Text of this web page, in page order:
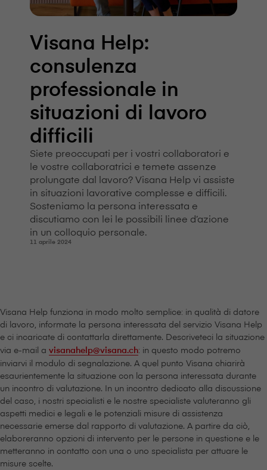
V⁠i⁠s⁠a⁠n⁠a Help:
consulenza
professionale in
situazioni di lavoro
difficili
Siete preoccupati per i vostri collaboratori e
le vostre collaboratrici e temete assenze
prolungate dal lavoro? V⁠i⁠s⁠a⁠n⁠a Help vi assiste
in situazioni lavorative complesse e difficili.
Sosteniamo la persona interessata e
discutiamo con lei le possibili linee d’azione
in un colloquio personale.
11 aprile 2024
V⁠i⁠s⁠a⁠n⁠a Help funziona in modo molto semplice: in qualità di datore
di lavoro, informate la persona interessata del servizio V⁠i⁠s⁠a⁠n⁠a Help
e ci incaricate di contattarla direttamente. Descriveteci la situazione
via e-mail a visanahelp@visana.ch: in questo modo potremo
inviarvi il modulo di segnalazione. A quel punto V⁠i⁠s⁠a⁠n⁠a chiarirà
esaurientemente la situazione con la persona interessata durante
un incontro di valutazione. In un incontro dedicato alla discussione
del caso, i nostri specialisti e le nostre specialiste valuteranno gli
aspetti medici e legali e le potenziali misure di assistenza
necessarie emerse dal rapporto di valutazione. A partire da ciò,
elaboreranno opzioni di intervento per le persone in questione e le
metteranno in contatto con una o uno specialista per attuare le
misure scelte.